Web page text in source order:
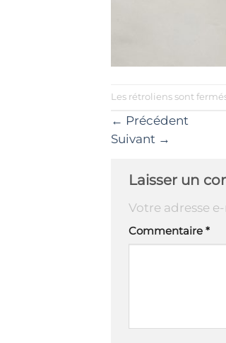
Les rétroliens sont
← Précédent
Suivant →
Laisser un
Votre adresse
Commentaire *